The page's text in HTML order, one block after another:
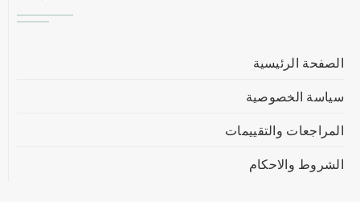
الصفحة الرئيسية
سياسة الخصوصية
المراجعات والتقييمات
الشروط والاحكام